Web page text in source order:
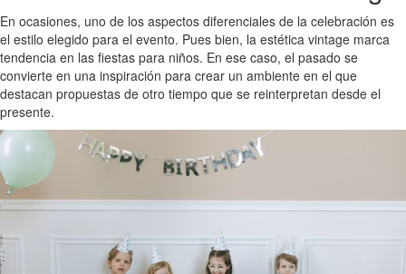
En ocasiones, uno de los aspectos diferenciales de la celebración es
el estilo elegido para el evento. Pues bien, la estética vintage marca
tendencia en las fiestas para niños. En ese caso, el pasado se
convierte en una inspiración para crear un ambiente en el que
destacan propuestas de otro tiempo que se reinterpretan desde el
presente.